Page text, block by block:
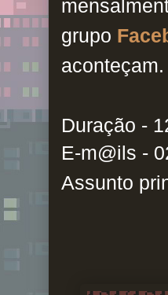
grupo
aconteçam.
Duração -
E-m@ils -
Assunto